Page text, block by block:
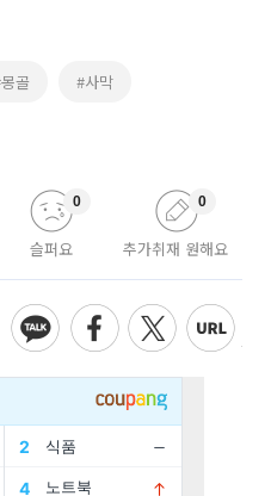
골 #사막
슬퍼요
0
추가취재 원해요
0